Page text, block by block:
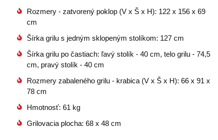
Rozmery - zatvorený poklop (V x Š x H): 122 x 156 x 69
cm
Šírka grilu s jedným sklopeným stolíkom: 127 cm
Šírka grilu po častiach: ľavý stolík - 40 cm, telo grilu - 74,5
cm, pravý stolík - 40 cm
Rozmery zabaleného grilu - krabica (V x Š x H): 66 x 91 x
78 cm
Hmotnosť: 61 kg
Grilovacia plocha: 68 x 48 cm